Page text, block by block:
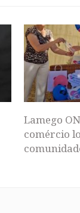
Lamego
comércio